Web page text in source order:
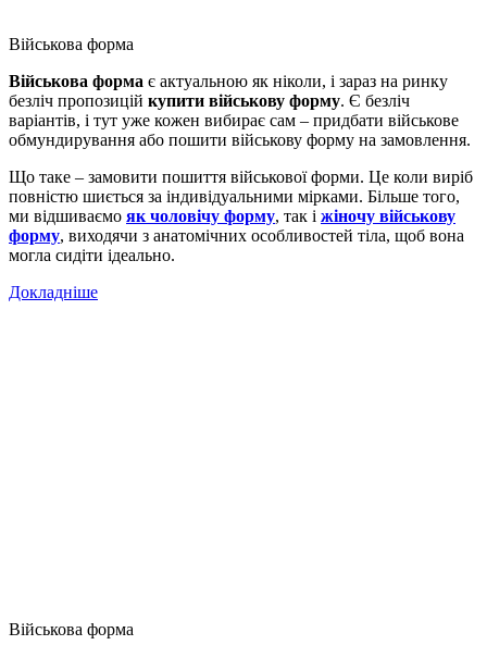
Військова форма
Військова форма є актуальною як ніколи, і зараз на ринку
безліч пропозицій купити військову форму. Є безліч
варіантів, і тут уже кожен вибирає сам – придбати військове
обмундирування або пошити військову форму на замовлення.
Що таке – замовити пошиття військової форми. Це коли виріб
повністю шиється за індивідуальними мірками. Більше того,
ми відшиваємо як чоловічу форму, так і жіночу військову
форму, виходячи з анатомічних особливостей тіла, щоб вона
могла сидіти ідеально.
Докладніше
Військова форма